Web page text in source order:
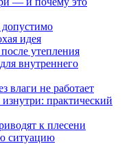
допустимо
идея
утепления
внутреннего
влаги не работает
практический
к плесени
ситуацию